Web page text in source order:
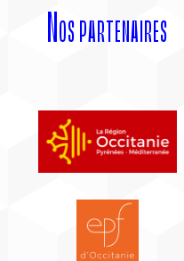
Nos partenaires